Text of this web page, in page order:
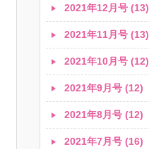
2021年12月号 (13)
2021年11月号 (13)
2021年10月号 (12)
2021年9月号 (12)
2021年8月号 (12)
2021年7月号 (16)